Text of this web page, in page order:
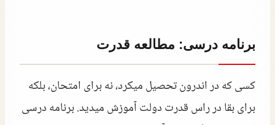
برنامه درسی: مطالعه قدرت
کسی که در اندرون تحصیل میکرد، نه برای امتحان، بلکه
برای بقا در راس قدرت دولت آموزش میدید. برنامه درسی